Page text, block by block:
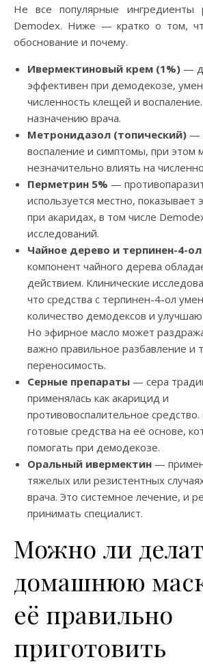
Не все популярные ингредиенты
Demodex. Ниже — кратко о том,
обоснование и почему.
Ивермектиновый крем (1%) —
эффективен при демодекозе,
численность клещей и
назначению врача.
Метронидазол (топический) —
воспаление и симптомы, при этом
незначительно влиять на
Перметрин 5% —
используется местно, показывает
при акаридах, в том числе
исследований.
Чайное дерево и терпинен-4-ол
компонент чайного дерева
действием. Клинические
что средства с терпинен-4-ол
количество демодексов и
Но эфирное масло может
важно правильное разбавление и
переносимость.
Серные препараты — сера
применялась как акарицид и
противовоспалительное
готовые средства на её основе,
помогать при демодекозе.
Оральный ивермектин —
тяжелых или резистентных
врача. Это системное лечение, и
принимать специалист.
Можно ли
домашнюю
её правильно
приготовить